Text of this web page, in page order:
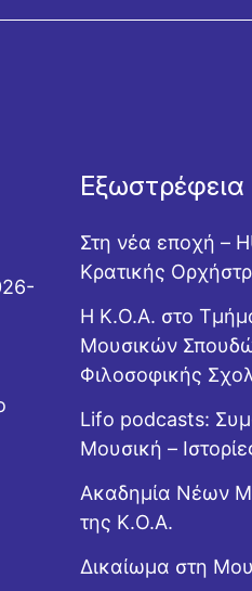
Εξωστρέφεια
Στη νέα εποχή –
Κρατικής
Η Κ.Ο.Α. στο
Μουσικών
Φιλοσοφικής
Lifo podcasts:
Μουσική –
Ακαδημία Νέων
της Κ.Ο.Α.
Δικαίωμα στη